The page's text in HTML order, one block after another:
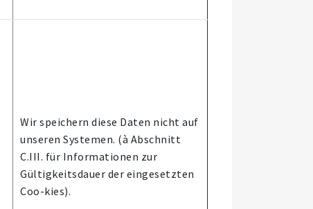
Wir speichern diese Daten nicht auf
unseren Systemen. (à Abschnitt
C.III. für Informationen zur
Gültigkeitsdauer der eingesetzten
Coo-kies).